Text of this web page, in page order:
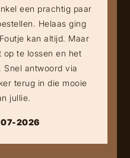
een prachtig paar
Helaas ging
kan altijd. Maar
op te lossen en het
Snel antwoord via
terug in die mooie
jullie.
2026